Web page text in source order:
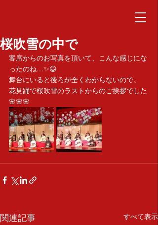
桜吹雪の中で
客席からのお写真を頂いて、こんな感じにな
ったのね…✨😃
舞台にいると後ろが全くわからないので。
花見踊で桜吹雪のラストからのご挨拶でした
🌸🌸🌸
関連記事 すべて表示